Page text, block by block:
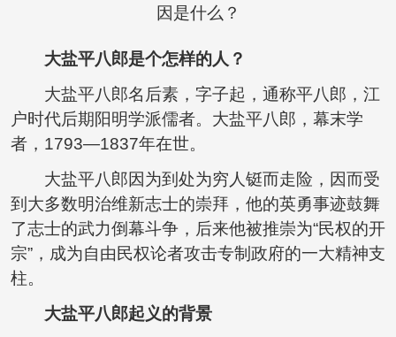
大盐平八郎是个怎样的人？
大盐平八郎名后素，字子起，通称平八郎，江
户时代后期阳明学派儒者。大盐平八郎，幕末学
者，1793—1837年在世。
大盐平八郎因为到处为穷人铤而走险，因而受
到大多数明治维新志士的崇拜，他的英勇事迹鼓舞
了志士的武力倒幕斗争，后来他被推崇为“民权的开
宗”，成为自由民权论者攻击专制政府的一大精神支
柱。
大盐平八郎起义的背景